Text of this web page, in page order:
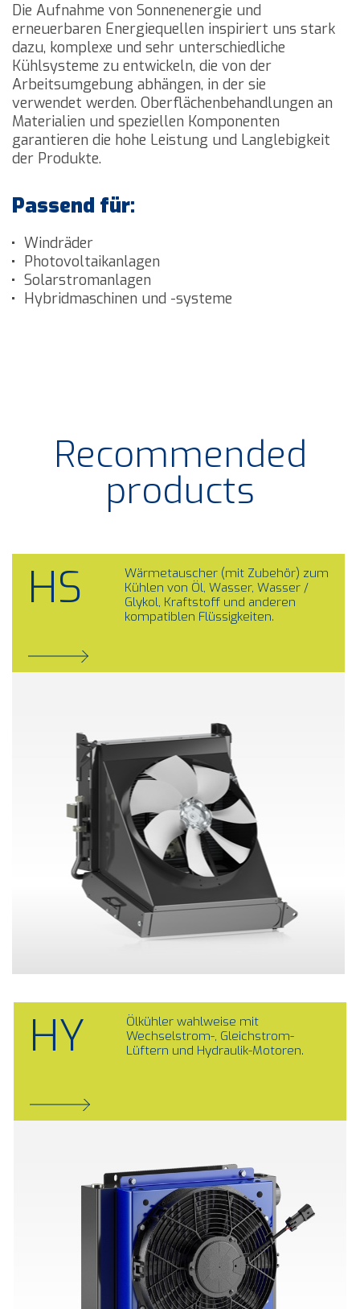
Die Aufnahme von Sonnenenergie und
erneuerbaren Energiequellen inspiriert uns stark
dazu, komplexe und sehr unterschiedliche
Kühlsysteme zu entwickeln, die von der
Arbeitsumgebung abhängen, in der sie
verwendet werden. Oberflächenbehandlungen an
Materialien und speziellen Komponenten
garantieren die hohe Leistung und Langlebigkeit
der Produkte.
Passend für:
Windräder
Photovoltaikanlagen
Solarstromanlagen
Hybridmaschinen und -systeme
Recommended
products
HS
Wärmetauscher (mit Zubehör) zum
Kühlen von Öl, Wasser, Wasser /
Glykol, Kraftstoff und anderen
kompatiblen Flüssigkeiten.
HY
Ölkühler wahlweise mit
Wechselstrom-, Gleichstrom-
Lüftern und Hydraulik-Motoren.